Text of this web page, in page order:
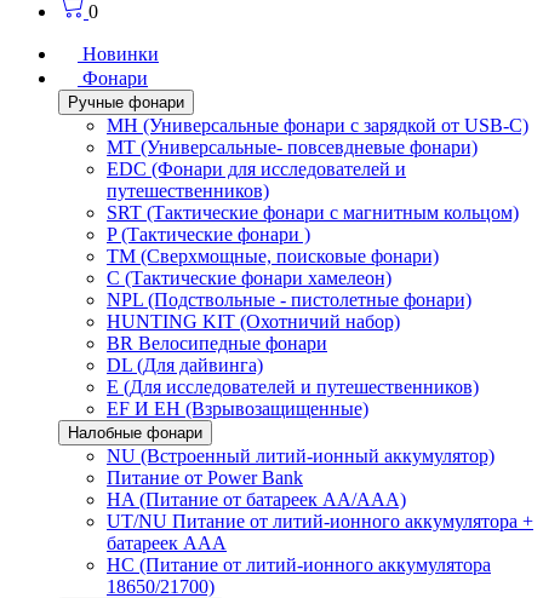
0
Новинки
Фонари
Ручные фонари
MH (Универсальные фонари с зарядкой от USB-C)
MT (Универсальные- повсевдневые фонари)
EDC (Фонари для исследователей и
путешественников)
SRT (Тактические фонари с магнитным кольцом)
P (Тактические фонари )
TM (Сверхмощные, поисковые фонари)
C (Тактические фонари хамелеон)
NPL (Подствольные - пистолетные фонари)
HUNTING KIT (Охотничий набор)
BR Велосипедные фонари
DL (Для дайвинга)
E (Для исследователей и путешественников)
EF И EH (Взрывозащищенные)
Налобные фонари
NU (Встроенный литий-ионный аккумулятор)
Питание от Power Bank
HA (Питание от батареек AA/AAA)
UT/NU Питание от литий-ионного аккумулятора +
батареек AAA
HC (Питание от литий-ионного аккумулятора
18650/21700)